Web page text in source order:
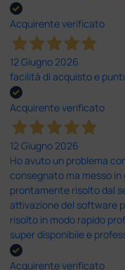
Acquirente verificato
12 Giugno 2026
facilità di acquisto e
Acquirente verificato
12 Giugno 2026
Ho avuto un problema
consegnato ma messo
prontamente risolto dal
attivazione del software
risolto in modo rapido
super disponibile e
Acquirente verificato